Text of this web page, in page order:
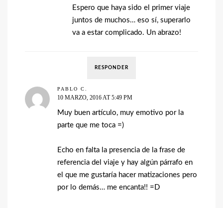
Espero que haya sido el primer viaje
juntos de muchos… eso sí, superarlo
va a estar complicado. Un abrazo!
RESPONDER
PABLO C.
10 MARZO, 2016 AT 5:49 PM
Muy buen artículo, muy emotivo por la
parte que me toca =)
Echo en falta la presencia de la frase de
referencia del viaje y hay algún párrafo en
el que me gustaría hacer matizaciones pero
por lo demás… me encanta!! =D